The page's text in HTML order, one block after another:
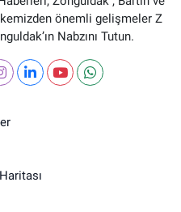
önemli gelişmeler Z
Nabzını Tutun.